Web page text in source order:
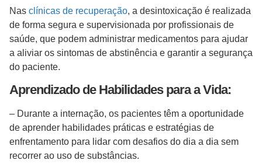
Nas clínicas de recuperação, a desintoxicação é realizada
de forma segura e supervisionada por profissionais de
saúde, que podem administrar medicamentos para ajudar
a aliviar os sintomas de abstinência e garantir a segurança
do paciente.
Aprendizado de Habilidades para a Vida:
– Durante a internação, os pacientes têm a oportunidade
de aprender habilidades práticas e estratégias de
enfrentamento para lidar com desafios do dia a dia sem
recorrer ao uso de substâncias.